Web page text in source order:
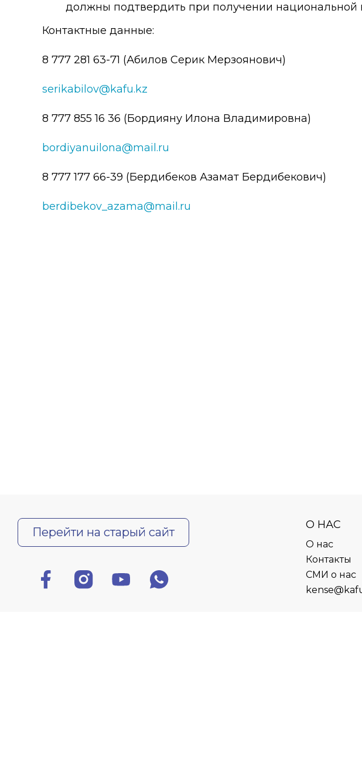
должны подтвердить при получении национальной
Контактные данные:
8 777 281 63-71 (Абилов Серик Мерзоянович)
serikabilov@kafu.kz
8 777 855 16 36 (Бордияну Илона Владимировна)
bordiyanuilona@mail.ru
8 777 177 66-39 (Бердибеков Азамат Бердибекович)
berdibekov_azama@mail.ru
Перейти на старый сайт
О НАС
О нас
Контакты
СМИ о нас